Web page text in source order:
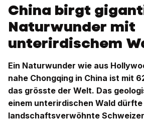
China birgt
Naturwunder mit
unterirdischem
Ein Naturwunder wie aus
nahe Chongqing in China ist mit
das grösste der Welt. Das
einem unterirdischen Wald
landschaftsverwöhnte